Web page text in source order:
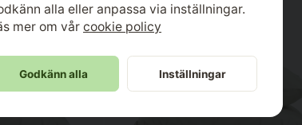
alla eller anpassa via inställningar.
mer om vår cookie policy
Godkänn alla Inställningar